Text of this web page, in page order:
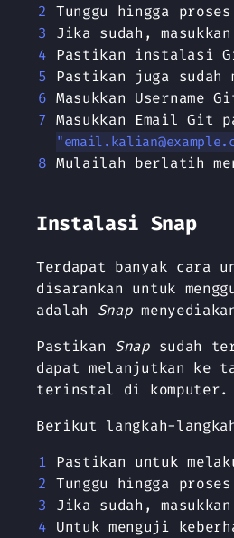
Tunggu hingga
Jika sudah,
Pastikan instalasi
Pastikan juga
Masukkan
Masukkan Email Git
"
Mulailah berlatih
Instalasi Snap
Terdapat banyak cara
disarankan untuk
adalah Snap
Pastikan Snapsudah
dapat melanjutkan ke
terinstal di komputer.
Berikut langkah-
Pastikan untuk
Tunggu hingga
Jika sudah,
Untuk menguji